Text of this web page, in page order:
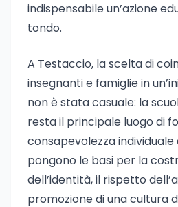
indispensabile un’azione
tondo.
A Testaccio, la scelta di
insegnanti e famiglie in
non è stata casuale: la
resta il principale luogo di
consapevolezza individuale
pongono le basi per la
dell’identità, il rispetto
promozione di una cultura